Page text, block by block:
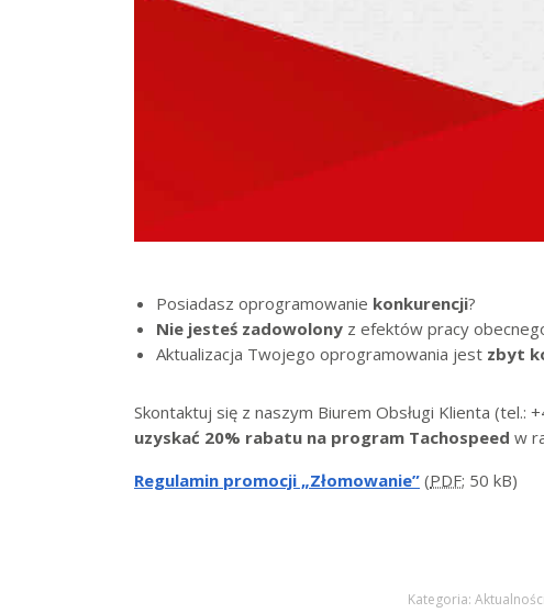
Posiadasz oprogramowanie konkurencji?
Nie jesteś zadowolony z efektów pracy
Aktualizacja Twojego oprogramowania jest zbyt
Skontaktuj się z naszym Biurem Obsługi Klienta (tel.:
uzyskać 20% rabatu na program Tachospeed w
Regulamin promocji „Złomowanie” (PDF; 50 kB)
Kategoria: Aktualności